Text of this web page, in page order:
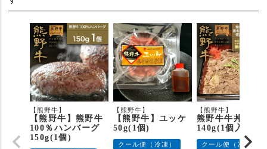
【熊野牛】
【熊野牛】熊野牛
100％ハンバーグ
150g(1個)
【熊野牛】
【熊野牛】ユッケ
50g(1個)
クール便（冷凍）
【熊野牛】
熊野牛牛丼の具
140g(1個入り)
クール便（冷凍）